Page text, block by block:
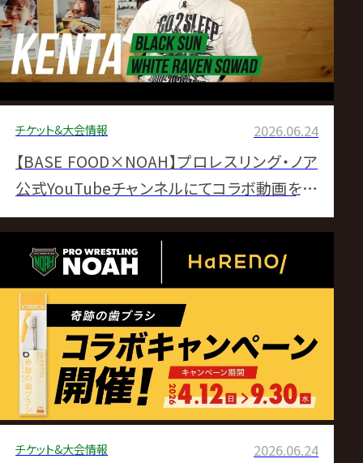
チケット&大会情報 2026.06.24
【BASE FOOD×NOAH】プロレスリング・ノア
公式YouTubeチャンネルにてコラボ動画を大
好評配信中！
チケット&大会情報 2026.06.24